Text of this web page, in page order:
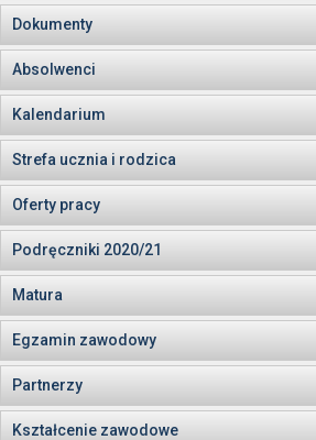
Dokumenty
Absolwenci
Kalendarium
Strefa ucznia i rodzica
Oferty pracy
Podręczniki 2020/21
Matura
Egzamin zawodowy
Partnerzy
Kształcenie zawodowe